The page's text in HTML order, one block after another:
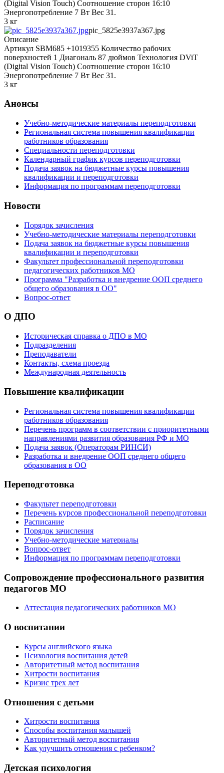
(Digital Vision Touch) Соотношение сторон 16:10
Энергопотребление 7 Вт Вес 31.
3 кг
pic_5825e3937a367.jpg
Описание
Артикул SBM685 +1019355 Количество рабочих
поверхностей 1 Диагональ 87 дюймов Технология DViT
(Digital Vision Touch) Соотношение сторон 16:10
Энергопотребление 7 Вт Вес 31.
3 кг
Анонсы
Учебно-методические материалы переподготовки
Региональная система повышения квалификации
работников образования
Специальности переподготовки
Календарный график курсов переподготовки
Подача заявок на бюджетные курсы повышения
квалификации и переподготовки
Информация по программам переподготовки
Новости
Порядок зачисления
Учебно-методические материалы переподготовки
Подача заявок на бюджетные курсы повышения
квалификации и переподготовки
Факультет профессиональной переподготовки
педагогических работников МО
Программа "Разработка и внедрение ООП среднего
общего образования в ОО"
Вопрос-ответ
О ДПО
Историческая справка о ДПО в МО
Подразделения
Преподаватели
Контакты, схема проезда
Международная деятельность
Повышение квалификации
Региональная система повышения квалификации
работников образования
Перечень программ в соответствии с приоритетными
направлениями развития образования РФ и МО
Подача заявок (Операторам РИНСИ)
Разработка и внедрение ООП среднего общего
образования в ОО
Переподготовка
Факультет переподготовки
Перечень курсов профессиональной переподготовки
Расписание
Порядок зачисления
Учебно-методические материалы
Вопрос-ответ
Информация по программам переподготовки
Сопровождение профессионального развития
педагогов МО
Аттестация педагогических работников МО
О воспитании
Курсы английского языка
Психология воспитания детей
Авторитетный метод воспитания
Хитрости воспитания
Кризис трех лет
Отношения с детьми
Хитрости воспитания
Способы воспитания малышей
Авторитетный метод воспитания
Как улучшить отношения с ребенком?
Детская психология